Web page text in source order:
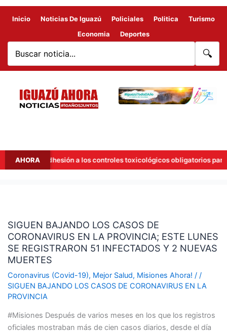
Inicio Noticias De Iguazú Policiales Politica
Turismo
Economia
Deportes
🔍
AHORA
la adhesión a los controles toxicológicos obligatorios para
SIGUEN BAJANDO LOS CASOS DE
CORONAVIRUS EN LA PROVINCIA; ESTE LUNES
SE REGISTRARON 51 INFECTADOS Y 2 NUEVAS
MUERTES
Coronavirus (Covid-19), Mejor Salud, Misiones Ahora! / /
SIGUEN BAJANDO LOS CASOS DE CORONAVIRUS EN LA
PROVINCIA
#Misiones Después de varios meses en los que los registros
oficiales mostraban más de cien casos diarios, desde el día
LOS
CASOS
DE
CORONAVIRUS
EN
LA
PROVINCIA;
ESTE
LUNES